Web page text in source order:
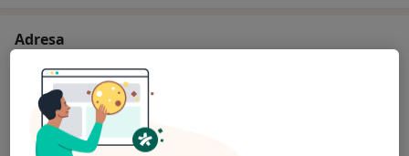
Adresa
Sam. ordinace PL pro dospělé
č.d. 20, Nové Hrady